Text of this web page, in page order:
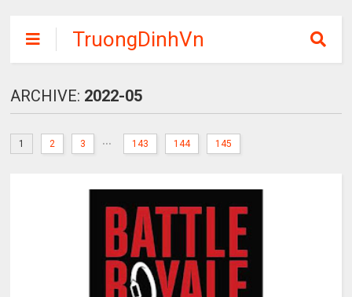
TruongDinhVn
Chia sẽ ebook,
các khóa học,
phần mềm học
tập miễn phí
ARCHIVE: 2022-05
1 2 3 ... 143 144 145